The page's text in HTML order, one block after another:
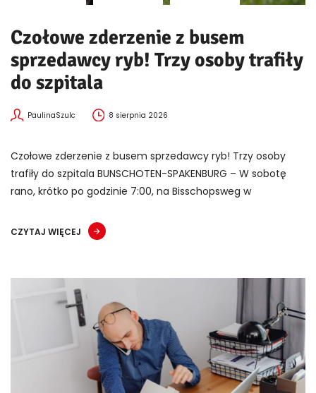
Czołowe zderzenie z busem
sprzedawcy ryb! Trzy osoby trafiły
do szpitala
PaulinaSzulc 8 sierpnia 2026
Czołowe zderzenie z busem sprzedawcy ryb! Trzy osoby
trafiły do szpitala BUNSCHOTEN-SPAKENBURG – W sobotę
rano, krótko po godzinie 7:00, na Bisschopsweg w
CZYTAJ WIĘCEJ